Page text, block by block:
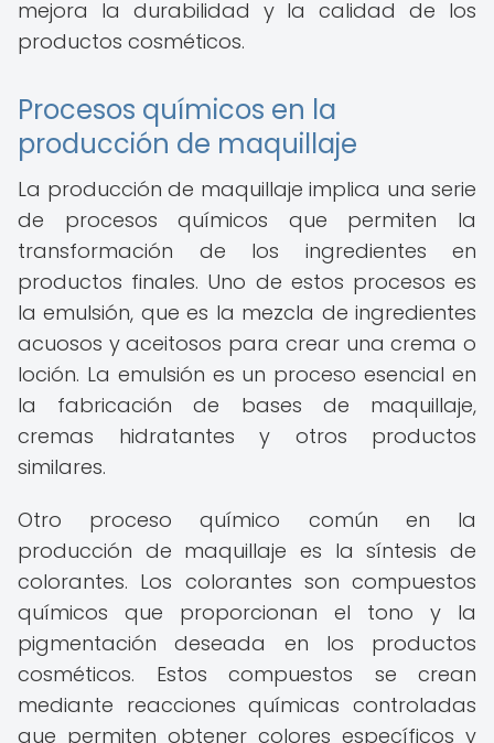
mejora la durabilidad y la calidad de los
productos cosméticos.
Procesos químicos en la
producción de maquillaje
La producción de maquillaje implica una serie
de procesos químicos que permiten la
transformación de los ingredientes en
productos finales. Uno de estos procesos es
la emulsión, que es la mezcla de ingredientes
acuosos y aceitosos para crear una crema o
loción. La emulsión es un proceso esencial en
la fabricación de bases de maquillaje,
cremas hidratantes y otros productos
similares.
Otro proceso químico común en la
producción de maquillaje es la síntesis de
colorantes. Los colorantes son compuestos
químicos que proporcionan el tono y la
pigmentación deseada en los productos
cosméticos. Estos compuestos se crean
mediante reacciones químicas controladas
que permiten obtener colores específicos y